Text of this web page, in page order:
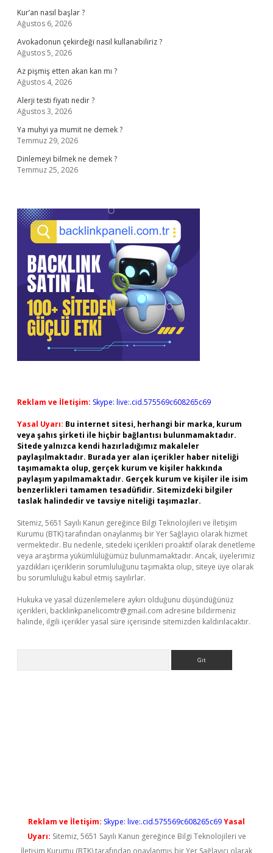
Kur’an nasıl başlar ?
Ağustos 6, 2026
Avokadonun çekirdeği nasıl kullanabiliriz ?
Ağustos 5, 2026
Az pişmiş etten akan kan mı ?
Ağustos 4, 2026
Alerji testi fiyatı nedir ?
Ağustos 3, 2026
Ya muhyi ya mumit ne demek ?
Temmuz 29, 2026
Dinlemeyi bilmek ne demek ?
Temmuz 25, 2026
Reklam ve İletişim: Skype: live:.cid.575569c608265c69
Yasal Uyarı: Bu internet sitesi, herhangi bir marka, kurum
veya şahıs şirketi ile hiçbir bağlantısı bulunmamaktadır.
Sitede yalnızca kendi hazırladığımız makaleler
paylaşılmaktadır. Burada yer alan içerikler haber niteliği
taşımamakta olup, gerçek kurum ve kişiler hakkında
paylaşım yapılmamaktadır. Gerçek kurum ve kişiler ile isim
benzerlikleri tamamen tesadüfidir. Sitemizdeki bilgiler
taslak halindedir ve tavsiye niteliği taşımazlar.
Sitemiz, 5651 Sayılı Kanun gereğince Bilgi Teknolojileri ve İletişim
Kurumu (BTK) tarafından onaylanmış bir Yer Sağlayıcı olarak hizmet
vermektedir. Bu nedenle, sitedeki içerikleri proaktif olarak denetleme
veya araştırma yükümlülüğümüz bulunmamaktadır. Ancak, üyelerimiz
yazdıkları içeriklerin sorumluluğunu taşımakta olup, siteye üye olarak
bu sorumluluğu kabul etmiş sayılırlar.
Hukuka ve yasal düzenlemelere aykırı olduğunu düşündüğünüz
içerikleri, backlinkpanelicomtr@gmail.com adresine bildirmeniz
halinde, ilgili içerikler yasal süre içerisinde sitemizden kaldırılacaktır.
Reklam ve İletişim: Skype: live:.cid.575569c608265c69Yasal
Uyarı: Sitemiz, 5651 Sayılı Kanun gereğince Bilgi Teknolojileri ve
İletişim Kurumu (BTK) tarafından onaylanmış bir Yer Sağlayıcı olarak